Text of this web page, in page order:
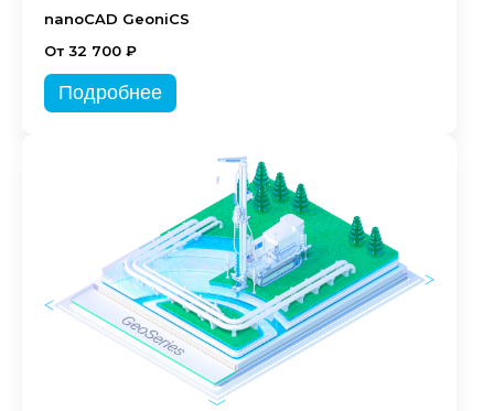
nanoCAD GeoniCS
От 32 700 ₽
Подробнее